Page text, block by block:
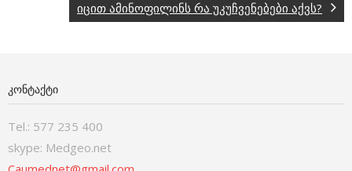
იცით ამინოფილინს რა უკუჩვენებები აქვს?
ᲙᲝᲜᲢᲐᲥᲢᲘ
Tel.: 577 235 400
skype: Medgeo.net